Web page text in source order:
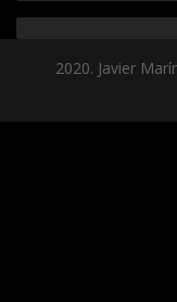
2020. Javier